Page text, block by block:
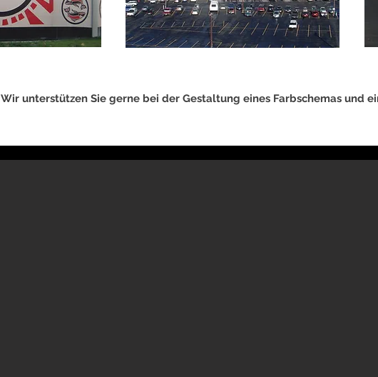
Wir unterstützen Sie gerne bei der Gestaltung eines Farbschemas und